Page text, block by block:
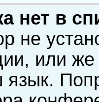
нет в
не
или же